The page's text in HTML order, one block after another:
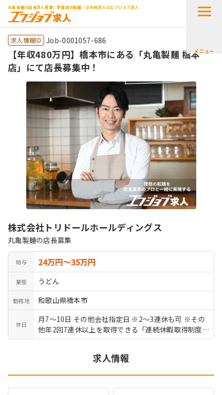
丸亀製麺の店長求人募集｜飲食店の転職・正社員求人はエフジョブ求人
メニュー
【年収480万円】橋本市にある「丸亀製麺 橋本
店」にて店長募集中！
求人情報ID Job-0001057-686
株式会社トリドールホールディングス
丸亀製麺の店長募集
給与 24万円〜35万円
業態 うどん
勤務地 和歌山県橋本市
休日
月7～10日 その他会社指定日 ※2～3連休も可 ※その
他年2回7連休以上を取得できる「連続休暇取得制度」
もあります 有給休暇 結婚休暇／5日 産前産後休暇 育
求人情報